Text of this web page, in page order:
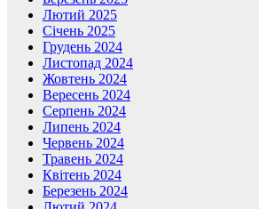
Лютий 2025
Січень 2025
Грудень 2024
Листопад 2024
Жовтень 2024
Вересень 2024
Серпень 2024
Липень 2024
Червень 2024
Травень 2024
Квітень 2024
Березень 2024